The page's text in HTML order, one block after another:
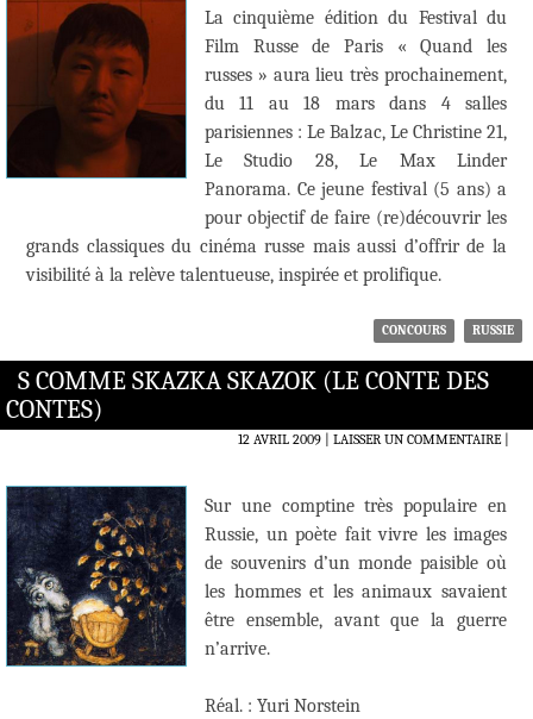
La cinquième édition du Festival du
Film Russe de Paris « Quand les
russes » aura lieu très prochainement,
du 11 au 18 mars dans 4 salles
parisiennes : Le Balzac, Le Christine 21,
Le Studio 28, Le Max Linder
Panorama. Ce jeune festival (5 ans) a
pour objectif de faire (re)découvrir les
grands classiques du cinéma russe mais aussi d’offrir de la
visibilité à la relève talentueuse, inspirée et prolifique.
CONCOURS RUSSIE
S COMME SKAZKA SKAZOK (LE CONTE DES
CONTES)
12 AVRIL 2009 LAISSER UN COMMENTAIRE|
Sur une comptine très populaire en
Russie, un poète fait vivre les images
de souvenirs d’un monde paisible où
les hommes et les animaux savaient
être ensemble, avant que la guerre
n’arrive.
Réal. : Yuri Norstein